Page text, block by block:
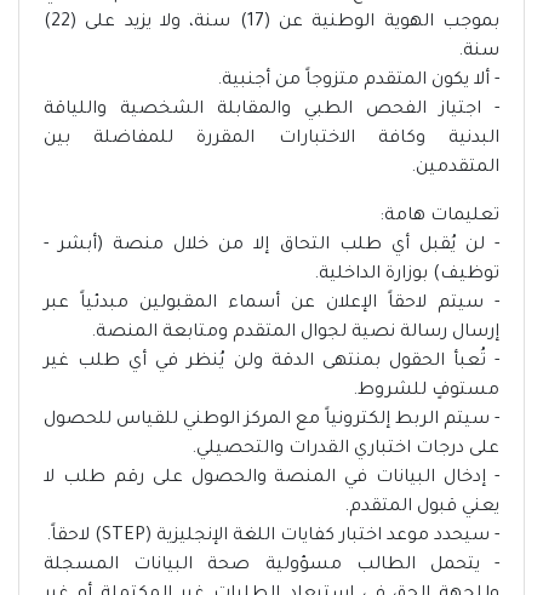
بموجب الهوية الوطنية عن (17) سنة، ولا يزيد على (22)
سنة.
- ألا يكون المتقدم متزوجاً من أجنبية.
- اجتياز الفحص الطبي والمقابلة الشخصية واللياقة
البدنية وكافة الاختبارات المقررة للمفاضلة بين
المتقدمين.
تعليمات هامة:
- لن يُقبل أي طلب التحاق إلا من خلال منصة (أبشر -
توظيف) بوزارة الداخلية.
- سيتم لاحقاً الإعلان عن أسماء المقبولين مبدئياً عبر
إرسال رسالة نصية لجوال المتقدم ومتابعة المنصة.
- تُعبأ الحقول بمنتهى الدقة ولن يُنظر في أي طلب غير
مستوفٍ للشروط.
- سيتم الربط إلكترونياً مع المركز الوطني للقياس للحصول
على درجات اختباري القدرات والتحصيلي.
- إدخال البيانات في المنصة والحصول على رقم طلب لا
يعني قبول المتقدم.
- سيحدد موعد اختبار كفايات اللغة الإنجليزية (STEP) لاحقاً.
- يتحمل الطالب مسؤولية صحة البيانات المسجلة